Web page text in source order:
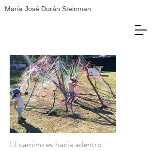
María José Durán Steinman
El camino es hacia adentro